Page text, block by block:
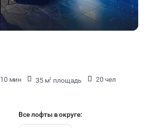
10 мин 35 м2 площадь
20 чел
Все лофты в округе: